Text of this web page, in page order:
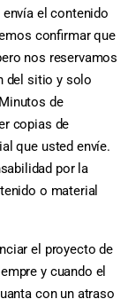
el contenido
confirmar que
nos reservamos
del sitio y solo
de
copias de
que usted envíe.
por la
o material
el proyecto de
y cuando el
con un atraso